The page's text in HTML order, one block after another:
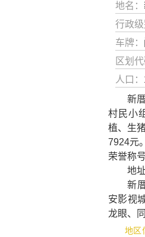
地名：
行政级
车牌：
区划代
人口：
新厝
村民小
植、生
7924元
荣誉称号
地址
新厝
安影视
龙眼、
地区信